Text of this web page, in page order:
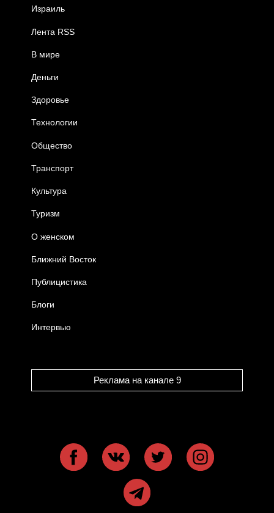
Израиль
Лента RSS
В мире
Деньги
Здоровье
Технологии
Общество
Транспорт
Культура
Туризм
О женском
Ближний Восток
Публицистика
Блоги
Интервью
Реклама на канале 9